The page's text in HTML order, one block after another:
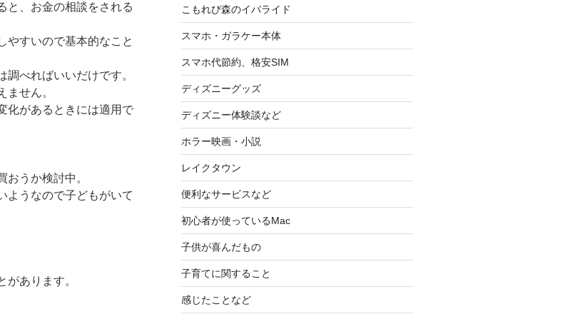
と、お金の相談をされる
やすいので基本的なこと
べればいいだけです。
せん。
化があるときには適用で
うか検討中。
ようなので子どもがいて
あります。
こもれび森のイバライド
スマホ・ガラケー本体
スマホ代節約、格安SIM
ディズニーグッズ
ディズニー体験談など
ホラー映画・小説
レイクタウン
便利なサービスなど
初心者が使っているMac
子供が喜んだもの
子育てに関すること
感じたことなど